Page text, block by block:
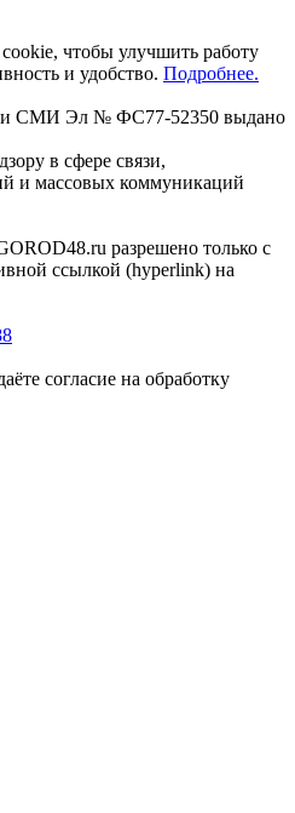
чтобы улучшить работу
и удобство. Подробнее.
СМИ Эл № ФС77-52350 выдано
в сфере связи,
и массовых коммуникаций
разрешено только с
ссылкой (hyperlink) на
согласие на обработку